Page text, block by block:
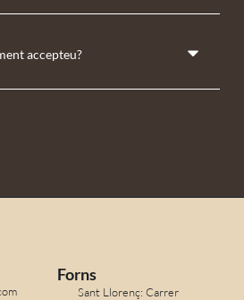
accepteu?
Forns
Sant Llorenç: Carrer